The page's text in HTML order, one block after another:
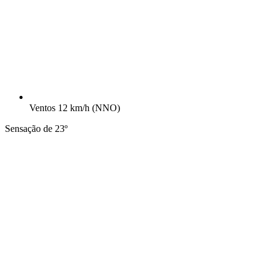
Ventos 12 km/h (NNO)
Sensação de 23º